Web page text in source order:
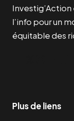
l’info pour un
équitable des
Plus de liens